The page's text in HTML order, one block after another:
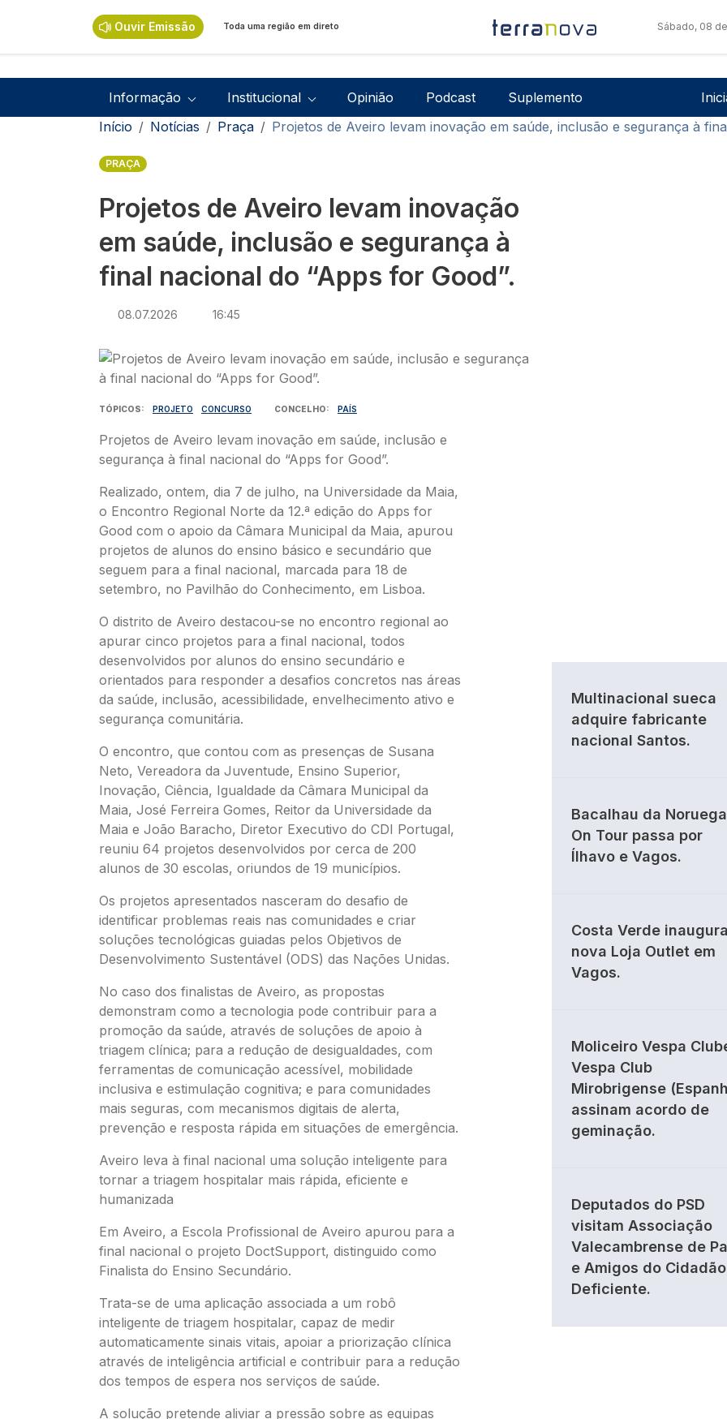
Ouvir Emissão Toda uma região em direto Sábado, 08
Navegação principal
Informação Institucional Opinião Podcast Suplemento
Navegação estrutural
Início Notícias Praça Projetos de Aveiro levam inovação em saúde, inclusão e segurança à
PRAÇA
Projetos de Aveiro levam inovação
em saúde, inclusão e segurança à
final nacional do “Apps for Good”.
08.07.2026 16:45
Imagem
TÓPICOS PROJETO CONCURSO CONCELHO PAÍS
Projetos de Aveiro levam inovação em saúde, inclusão e
segurança à final nacional do “Apps for Good”.
Realizado, ontem, dia 7 de julho, na Universidade da Maia,
o Encontro Regional Norte da 12.ª edição do Apps for
Good com o apoio da Câmara Municipal da Maia, apurou
projetos de alunos do ensino básico e secundário que
seguem para a final nacional, marcada para 18 de
setembro, no Pavilhão do Conhecimento, em Lisboa.
O distrito de Aveiro destacou-se no encontro regional ao
apurar cinco projetos para a final nacional, todos
desenvolvidos por alunos do ensino secundário e
orientados para responder a desafios concretos nas áreas
da saúde, inclusão, acessibilidade, envelhecimento ativo e
segurança comunitária.
O encontro, que contou com as presenças de Susana
Neto, Vereadora da Juventude, Ensino Superior,
Inovação, Ciência, Igualdade da Câmara Municipal da
Maia, José Ferreira Gomes, Reitor da Universidade da
Maia e João Baracho, Diretor Executivo do CDI Portugal,
reuniu 64 projetos desenvolvidos por cerca de 200
alunos de 30 escolas, oriundos de 19 municípios.
Os projetos apresentados nasceram do desafio de
identificar problemas reais nas comunidades e criar
soluções tecnológicas guiadas pelos Objetivos de
Desenvolvimento Sustentável (ODS) das Nações Unidas.
No caso dos finalistas de Aveiro, as propostas
demonstram como a tecnologia pode contribuir para a
promoção da saúde, através de soluções de apoio à
triagem clínica; para a redução de desigualdades, com
ferramentas de comunicação acessível, mobilidade
inclusiva e estimulação cognitiva; e para comunidades
mais seguras, com mecanismos digitais de alerta,
prevenção e resposta rápida em situações de emergência.
Aveiro leva à final nacional uma solução inteligente para
tornar a triagem hospitalar mais rápida, eficiente e
humanizada
Em Aveiro, a Escola Profissional de Aveiro apurou para a
final nacional o projeto DoctSupport, distinguido como
Finalista do Ensino Secundário.
Trata-se de uma aplicação associada a um robô
inteligente de triagem hospitalar, capaz de medir
automaticamente sinais vitais, apoiar a priorização clínica
através de inteligência artificial e contribuir para a redução
dos tempos de espera nos serviços de saúde.
A solução pretende aliviar a pressão sobre as equipas
Multinacional sueca
adquire fabricante
nacional Santos.
Bacalhau da Noruega
On Tour passa por
Ílhavo e Vagos.
Costa Verde
nova Loja Outlet em
Vagos.
Moliceiro Vespa
Vespa Club
Mirobrigense
assinam acordo de
geminação.
Deputados do PSD
visitam Associação
Valecambrense de
e Amigos do Cidadão
Deficiente.